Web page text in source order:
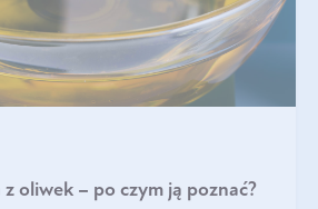
oliwek – po czym ją poznać?